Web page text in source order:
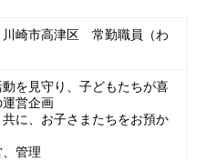
川崎市高津区 常勤職員（わ
動を見守り、子どもたちが喜
営企画
共に、お子さまたちをお預か
、管理